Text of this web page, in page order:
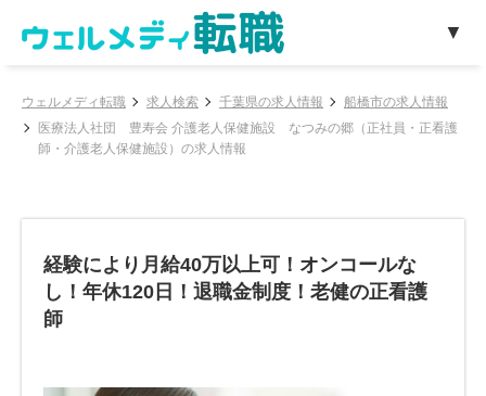
ウェルメディ転職 求人検索 千葉県の求人情報
船橋市の求人情報
医療法人社団 豊寿会 介護老人保健施設 なつみの郷（正社員・正看護
師・介護老人保健施設）の求人情報
経験により月給40万以上可！オンコールな
し！年休120日！退職金制度！老健の正看護
師